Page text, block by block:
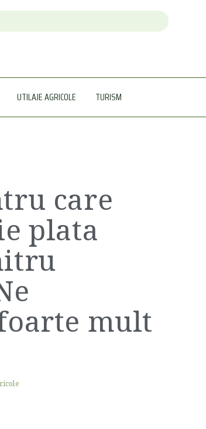
UTILAJE AGRICOLE TURISM
care
plata
mult